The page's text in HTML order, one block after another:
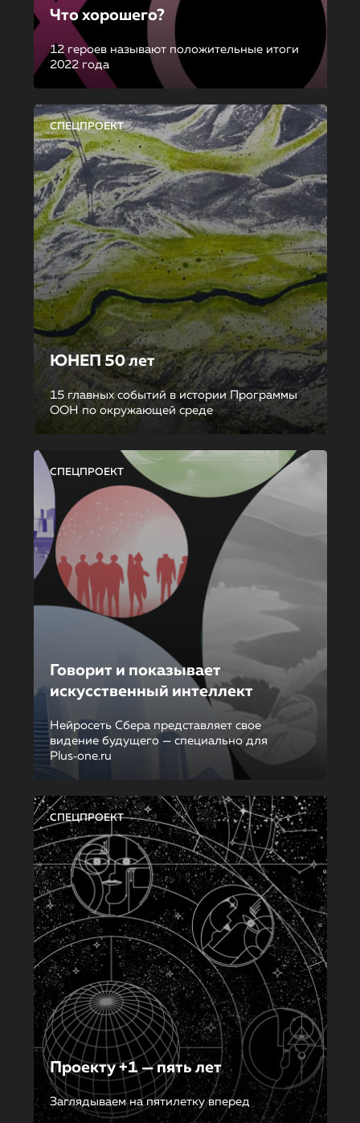
Что хорошего?
12 героев называют положительные итоги
2022 года
СПЕЦПРОЕКТ
ЮНЕП 50 лет
15 главных событий в истории Программы
ООН по окружающей среде
СПЕЦПРОЕКТ
Говорит и показывает
искусственный интеллект
Нейросеть Сбера представляет свое
видение будущего — специально для
Plus‑one.ru
СПЕЦПРОЕКТ
Проекту +1 — пять лет
Заглядываем на пятилетку вперед